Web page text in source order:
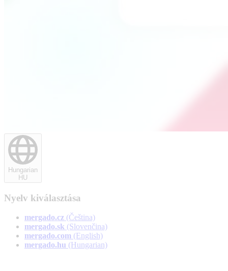
Hungarian
HU
Nyelv kiválasztása
Čeština
mergado.cz (Čeština)
Slovenčina
mergado.sk (Slovenčina)
English
mergado.com (English)
Hungarian
mergado.hu (Hungarian)